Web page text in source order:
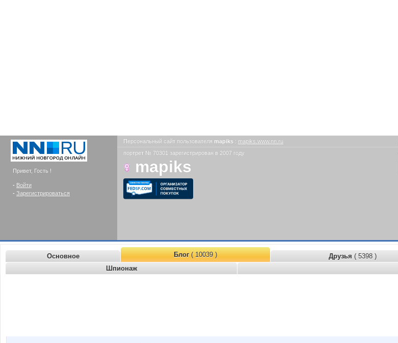
Привет, Гость !
- Войти
- Зарегистрироваться
Персональный сайт пользователя mapiks : mapiks.www.nn.ru
портрет № 70301 зарегистрирован в 2007 году
mapiks
Основное Блог( 10039 ) Друзья ( 5398 )
Шпионаж